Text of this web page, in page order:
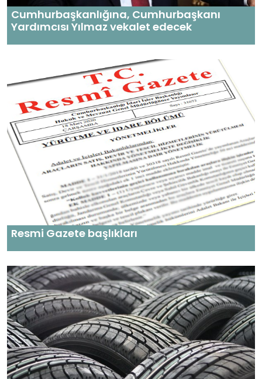
Cumhurbaşkanlığına, Cumhurbaşkanı
Yardımcısı Yılmaz vekalet edecek
Resmi Gazete başlıkları